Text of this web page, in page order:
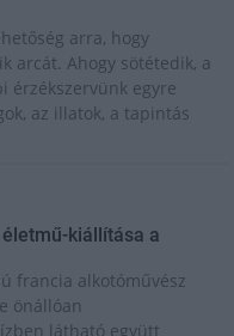
arra, hogy
arcát. Ahogy sötétedik, a
érzékszervünk egyre
az illatok, a tapintás
kiállítása a
francia alkotóművész
önállóan
látható együtt